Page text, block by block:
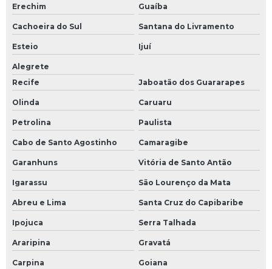
Erechim Guaíba
Cachoeira do Sul Santana do Livramento
Esteio Ijuí
Alegrete
Recife
Jaboatão dos Guararapes
Olinda Caruaru
Petrolina Paulista
Cabo de Santo Agostinho Camaragibe
Garanhuns Vitória de Santo Antão
Igarassu São Lourenço da Mata
Abreu e Lima Santa Cruz do Capibaribe
Ipojuca Serra Talhada
Araripina Gravatá
Carpina Goiana